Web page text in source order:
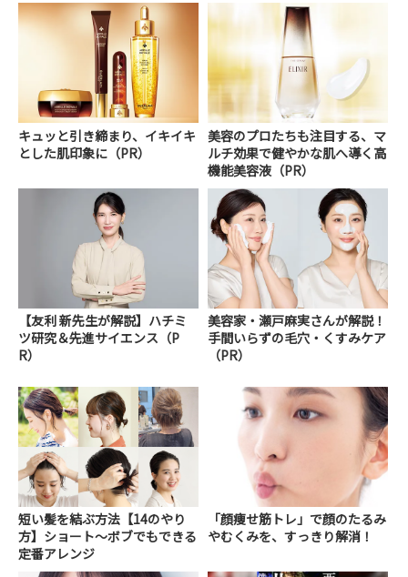
キュッと引き締まり、イキイキ
とした肌印象に（PR）
美容のプロたちも注目する、マ
ルチ効果で健やかな肌へ導く高
機能美容液（PR）
【友利 新先生が解説】ハチミ
ツ研究＆先進サイエンス（P
R）
美容家・瀬戸麻実さんが解説！
手間いらずの毛穴・くすみケア
（PR）
短い髪を結ぶ方法【14のやり
方】ショート～ボブでもできる
定番アレンジ
「顔痩せ筋トレ」で顔のたるみ
やむくみを、すっきり解消！